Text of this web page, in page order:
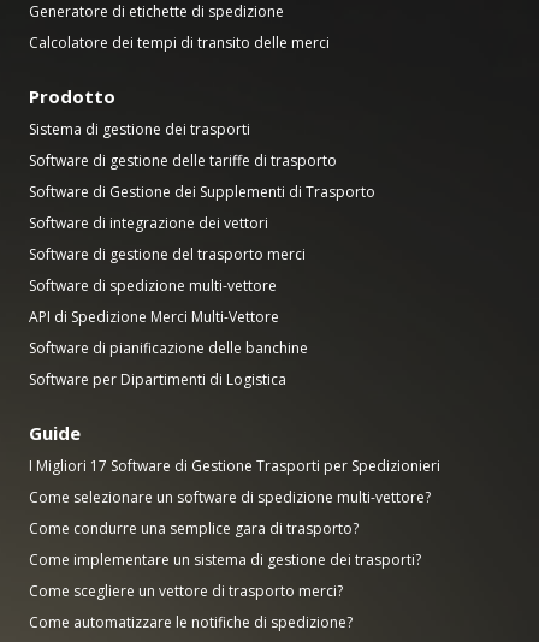
Generatore di etichette di spedizione
Calcolatore dei tempi di transito delle merci
Prodotto
Sistema di gestione dei trasporti
Software di gestione delle tariffe di trasporto
Software di Gestione dei Supplementi di Trasporto
Software di integrazione dei vettori
Software di gestione del trasporto merci
Software di spedizione multi-vettore
API di Spedizione Merci Multi-Vettore
Software di pianificazione delle banchine
Software per Dipartimenti di Logistica
Guide
I Migliori 17 Software di Gestione Trasporti per Spedizionieri
Come selezionare un software di spedizione multi-vettore?
Come condurre una semplice gara di trasporto?
Come implementare un sistema di gestione dei trasporti?
Come scegliere un vettore di trasporto merci?
Come automatizzare le notifiche di spedizione?